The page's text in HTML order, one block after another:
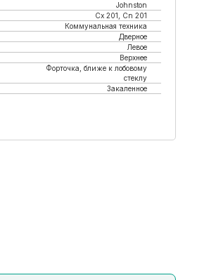
Johnston
Cx 201, Cn 201
Коммунальная техника
Дверное
Левое
Верхнее
Форточка, ближе к лобовому
стеклу
Закаленное